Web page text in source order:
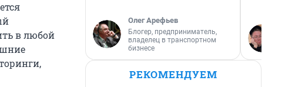
в любой
Олег Арефьев
Блогер, предприниматель,
владелец в транспортном
бизнесе
РЕКОМЕНДУЕМ